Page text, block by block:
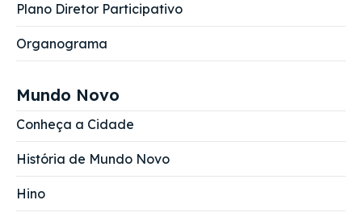
Plano Diretor Participativo
Organograma
Mundo Novo
Conheça a Cidade
História de Mundo Novo
Hino